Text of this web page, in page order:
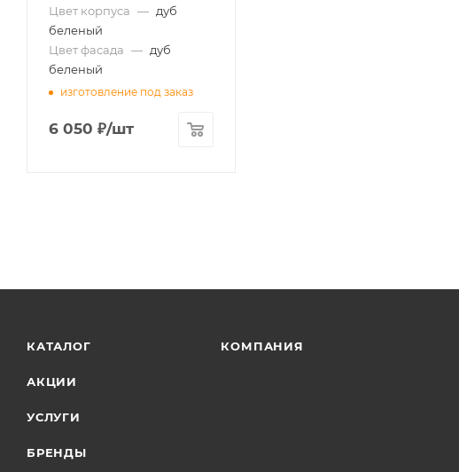
Цвет корпуса — дуб
беленый
Цвет фасада — дуб
беленый
изготовление под заказ
6 050 ₽/шт
КАТАЛОГ
АКЦИИ
УСЛУГИ
БРЕНДЫ
КОМПАНИЯ